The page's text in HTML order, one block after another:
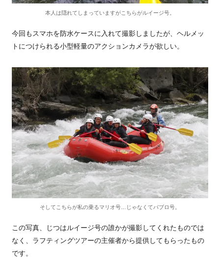
本人は隠れてしまっていますがこちらがルイージ号。
今回もスマホを防水ケースに入れて撮影しましたが、ヘルメッ
トにつけられる小型軽量のアクションカメラが欲しい。
そしてこちらが私の乗るマリオ号…じゃなくてパブロ号。
この写真、じつはルイージ号の誰かが撮影してくれたものでは
なく、ラフティングツアーの主催者から提供してもらったもの
です。